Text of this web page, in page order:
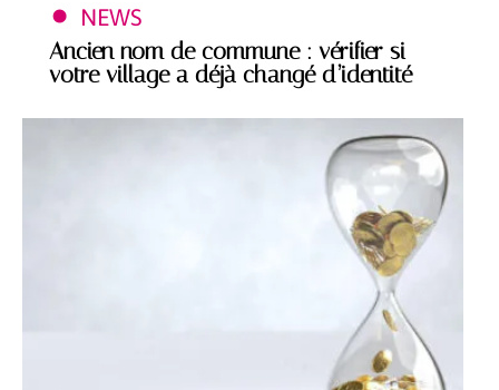
NEWS
Ancien nom de commune : vérifier si
votre village a déjà changé d’identité